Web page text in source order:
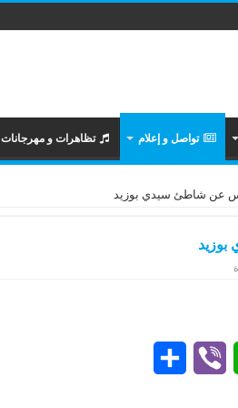
تواصل و إعلام تظاهرات و مهرجانات
عن شاطئ سيدي بوزيد
W